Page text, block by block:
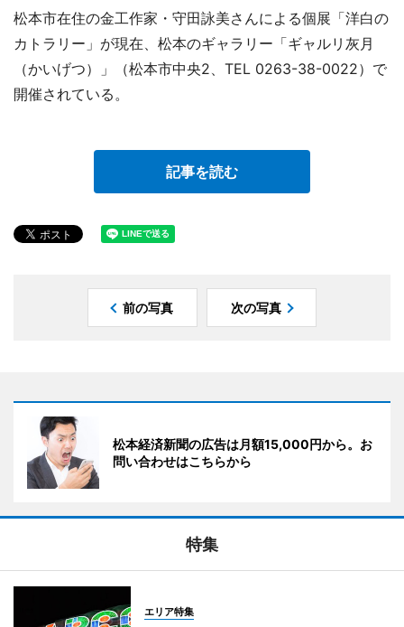
松本市在住の金工作家・守田詠美さんによる個展「洋白の
カトラリー」が現在、松本のギャラリー「ギャルリ灰月
（かいげつ）」（松本市中央2、TEL 0263-38-0022）で
開催されている。
記事を読む
前の写真 次の写真
松本経済新聞の広告は月額15,000円から。お
問い合わせはこちらから
特集
エリア特集